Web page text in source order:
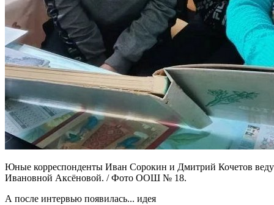
Юные корреспонденты Иван Сорокин и Дмитрий Кочетов
Ивановной Аксёновой. / Фото ООШ № 18.
А после интервью появилась... идея